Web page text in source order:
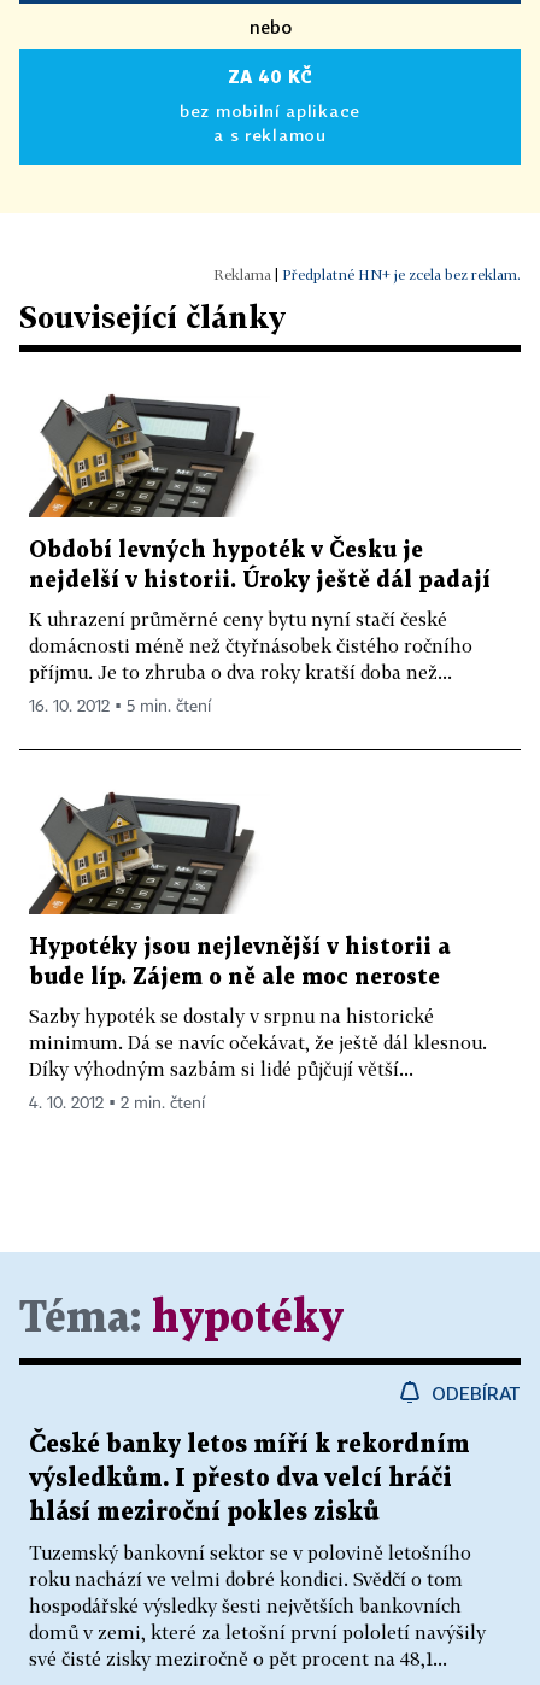
nebo
ZA 40 KČ
bez mobilní aplikace
a s reklamou
Předplatné HN+ je zcela bez reklam.
Související články
Období levných hypoték v Česku je
nejdelší v historii. Úroky ještě dál padají
K uhrazení průměrné ceny bytu nyní stačí české
domácnosti méně než čtyřnásobek čistého ročního
příjmu. Je to zhruba o dva roky kratší doba než...
16. 10. 2012 ▪ 5 min. čtení
Hypotéky jsou nejlevnější v historii a
bude líp. Zájem o ně ale moc neroste
Sazby hypoték se dostaly v srpnu na historické
minimum. Dá se navíc očekávat, že ještě dál klesnou.
Díky výhodným sazbám si lidé půjčují větší...
4. 10. 2012 ▪ 2 min. čtení
Téma: hypotéky
ODEBÍRAT
České banky letos míří k rekordním
výsledkům. I přesto dva velcí hráči
hlásí meziroční pokles zisků
Tuzemský bankovní sektor se v polovině letošního
roku nachází ve velmi dobré kondici. Svědčí o tom
hospodářské výsledky šesti největších bankovních
domů v zemi, které za letošní první pololetí navýšily
své čisté zisky meziročně o pět procent na 48,1...